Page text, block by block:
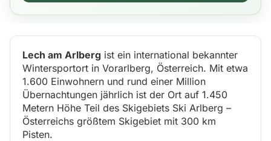
Lech am Arlberg ist ein international bekannter
Wintersportort in Vorarlberg, Österreich. Mit etwa
1.600 Einwohnern und rund einer Million
Übernachtungen jährlich ist der Ort auf 1.450
Metern Höhe Teil des Skigebiets Ski Arlberg –
Österreichs größtem Skigebiet mit 300 km
Pisten.